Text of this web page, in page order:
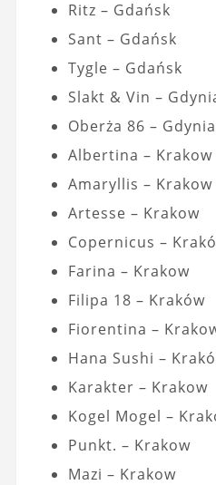
Ritz – Gdańsk
Sant – Gdańsk
Tygle – Gdańsk
Slakt & Vin –
Oberża 86 – Gdynia
Albertina – Krakow
Amaryllis – Krakow
Artesse – Krakow
Copernicus –
Farina – Krakow
Filipa 18 – Kraków
Fiorentina –
Hana Sushi –
Karakter – Krakow
Kogel Mogel –
Punkt. – Krakow
Mazi – Krakow